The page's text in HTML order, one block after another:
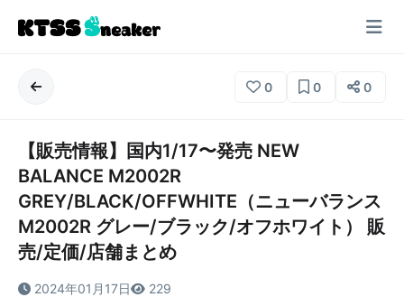
0 0 0
【販売情報】国内1/17〜発売 NEW
BALANCE M2002R
GREY/BLACK/OFFWHITE（ニューバランス
M2002R グレー/ブラック/オフホワイト） 販
売/定価/店舗まとめ
2024年01月17日 229